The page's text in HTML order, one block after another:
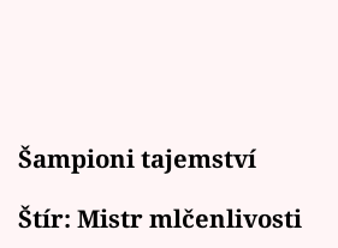
Šampioni tajemství
Štír: Mistr mlčenlivosti